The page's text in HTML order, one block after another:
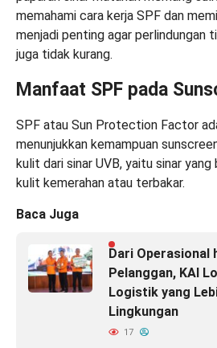
memahami cara kerja SPF dan
menjadi penting agar perlindungan
juga tidak kurang.
Manfaat SPF pada
SPF atau Sun Protection Factor
menunjukkan kemampuan
kulit dari sinar UVB, yaitu sinar
kulit kemerahan atau terbakar.
Baca Juga
Dari Operasional
Pelanggan, KAI
Logistik yang
Lingkungan
17